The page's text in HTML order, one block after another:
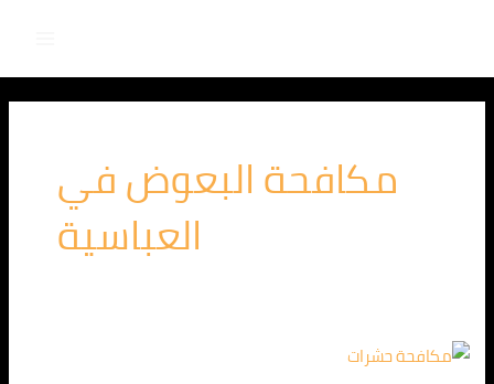
المحتوى
مكافحة البعوض في
العباسية
شركة